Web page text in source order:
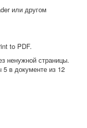
или другом
to PDF.
ненужной страницы.
в документе из 12